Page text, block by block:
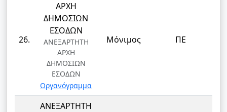
26.
ΑΡΧΗ
ΔΗΜΟΣΙΩΝ
ΕΣΟΔΩΝ
ΑΝΕΞΑΡΤΗΤΗ
ΑΡΧΗ
ΔΗΜΟΣΙΩΝ
ΕΣΟΔΩΝ
Οργανόγραμμα
Μόνιμος ΠΕ
ΑΝΕΞΑΡΤΗΤΗ